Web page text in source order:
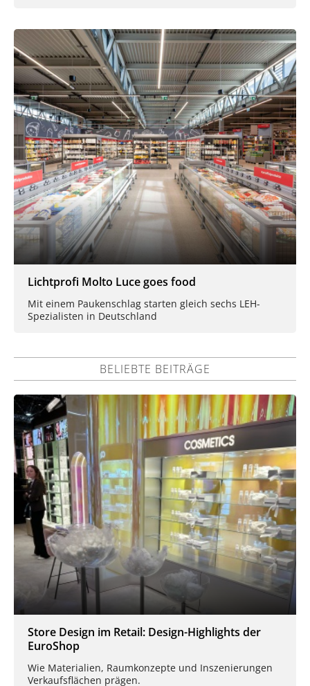
Lichtprofi Molto Luce goes food
Mit einem Paukenschlag starten gleich sechs LEH-
Spezialisten in Deutschland
BELIEBTE BEITRÄGE
Store Design im Retail: Design-Highlights der
EuroShop
Wie Materialien, Raumkonzepte und Inszenierungen
Verkaufsflächen prägen.